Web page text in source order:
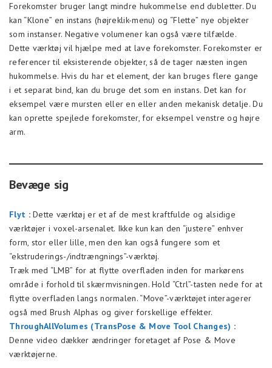
Forekomster bruger langt mindre hukommelse end dubletter. Du
kan “Klone” en instans (højreklik-menu) og “Flette” nye objekter
som instanser. Negative volumener kan også være tilfælde.
Dette værktøj vil hjælpe med at lave forekomster. Forekomster er
referencer til eksisterende objekter, så de tager næsten ingen
hukommelse. Hvis du har et element, der kan bruges flere gange
i et separat bind, kan du bruge det som en instans. Det kan for
eksempel være mursten eller en eller anden mekanisk detalje. Du
kan oprette spejlede forekomster, for eksempel venstre og højre
arm.
Bevæge sig
Flyt :Dette værktøj er et af de mest kraftfulde og alsidige
værktøjer i voxel-arsenalet. Ikke kun kan den “justere” enhver
form, stor eller lille, men den kan også fungere som et
“ekstruderings-/indtrængnings”-værktøj.
Træk med “LMB” for at flytte overfladen inden for markørens
område i forhold til skærmvisningen. Hold “Ctrl”-tasten nede for at
flytte overfladen langs normalen. “Move”-værktøjet interagerer
også med Brush Alphas og giver forskellige effekter.
ThroughAllVolumes (TransPose & Move Tool Changes) :
Denne video dækker ændringer foretaget af Pose & Move
værktøjerne.